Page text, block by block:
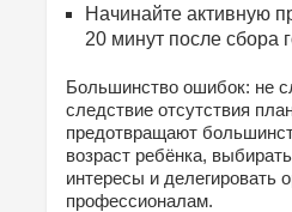
Начинайте активную
20 минут после сбора
Большинство ошибок: не
следствие отсутствия
предотвращают
возраст ребёнка,
интересы и делегировать
профессионалам.